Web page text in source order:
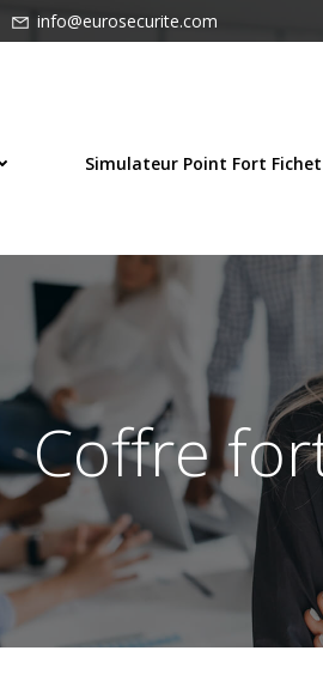
info@eurosecurite.com
Simulateur Point Fort Fichet
Coffre